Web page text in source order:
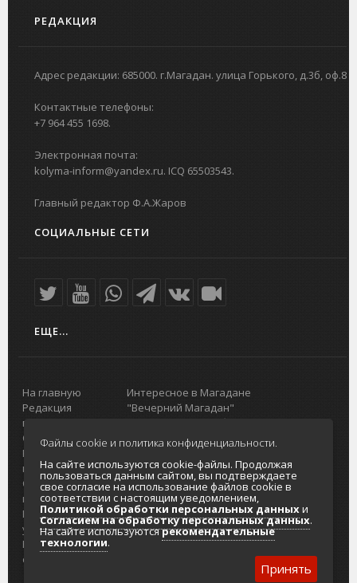
РЕДАКЦИЯ
Адрес редакции: 685000. г.Магадан. улица Горького, д.3б, оф.8
Контактные телефоны:
+7 964 455 1698.
Электронная почта:
kolyma-inform@yandex.ru. ICQ 65503543.
Главный редактор Ф.А.Жаров
СОЦИАЛЬНЫЕ СЕТИ
ЕЩЕ...
На главную
Редакция
портала
О проекте
Реклама на
портале
Отзывы и
предложения
Интернет-
услуги
Разработка
сайтов
Интересное в Магадане
"Вечерний Магадан"
Городская доска объявлений
Реклама
Главный туристический портал
Колымы
Политика в отношении обработки
персональных данных
Согласие на обработку персональных
данных
Файлы cookie и политика конфиденциальности.
На сайте используются cookie-файлы. Продолжая
пользоваться данным сайтом, вы подтверждаете
свое согласие на использование файлов cookie в
соответствии с настоящим уведомлением,
Политикой обработки персональных данныхи
Согласием на обработку персональных данных.
На сайте используютсярекомендательные
технологии.
Принять